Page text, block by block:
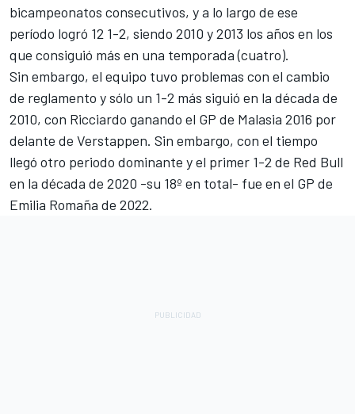
bicampeonatos consecutivos, y a lo largo de ese
período logró 12 1-2, siendo 2010 y 2013 los años en los
que consiguió más en una temporada (cuatro).
Sin embargo, el equipo tuvo problemas con el cambio
de reglamento y sólo un 1-2 más siguió en la década de
2010, con Ricciardo ganando el GP de Malasia 2016 por
delante de Verstappen. Sin embargo, con el tiempo
llegó otro periodo dominante y el primer 1-2 de Red Bull
en la década de 2020 -su 18º en total- fue en el GP de
Emilia Romaña de 2022.